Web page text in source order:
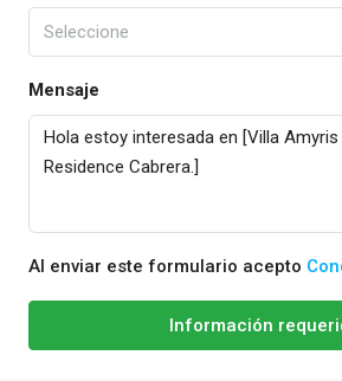
Seleccione
Mensaje
Al enviar este formulario acepto
Información